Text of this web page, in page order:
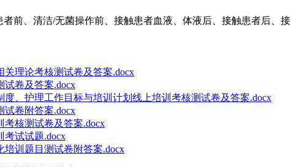
者前、清洁/无菌操作前、接触患者血液、体液后、接触患者后、接
关理论考核测试卷及答案.docx
试卷及答案.docx
度、护理工作目标与培训计划线上培训考核测试卷及答案.docx
试卷附答案.docx
考核测试卷及答案.docx
考试试题.docx
培训题目测试卷附答案.docx